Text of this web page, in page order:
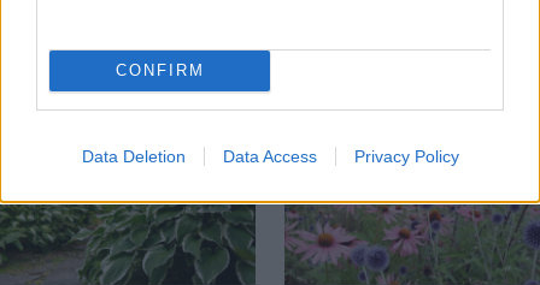
CONFIRM
Data Deletion Data Access Privacy Policy
ZÁHRADA